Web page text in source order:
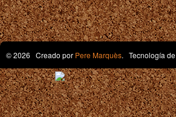
© 2026 Creado por Pere Marquès. Tecnología de